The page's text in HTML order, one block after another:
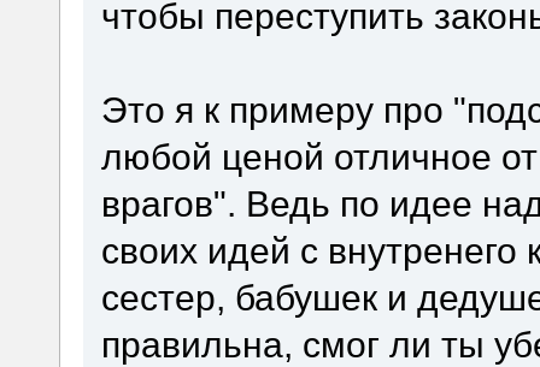
чтобы переступить
Это я к примеру про
любой ценой отличное
врагов". Ведь по идее
своих идей с внутренего
сестер, бабушек и
правильна, смог ли ты